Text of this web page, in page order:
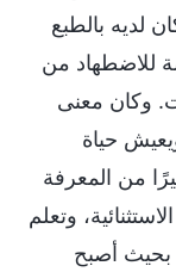
لديه بالطبع
للاضطهاد من
وكان معنى
حياة
من المعرفة
وتعلم
بحيث أصبح